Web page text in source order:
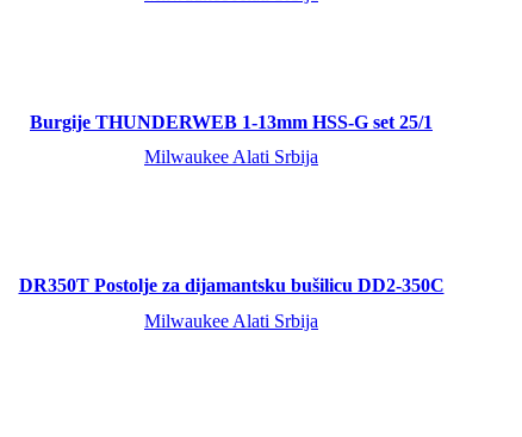
Burgije THUNDERWEB 1-13mm HSS-G set 25/1
Milwaukee Alati Srbija
DR350T Postolje za dijamantsku bušilicu DD2-350C
Milwaukee Alati Srbija